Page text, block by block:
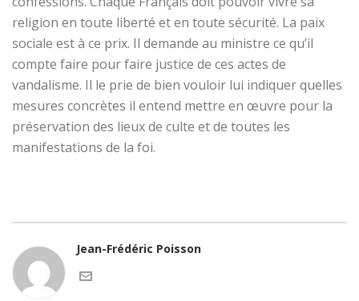
religion en toute liberté et en toute sécurité. La paix
sociale est à ce prix. Il demande au ministre ce qu’il
compte faire pour faire justice de ces actes de
vandalisme. Il le prie de bien vouloir lui indiquer quelles
mesures concrètes il entend mettre en œuvre pour la
préservation des lieux de culte et de toutes les
manifestations de la foi.
Jean-Frédéric Poisson